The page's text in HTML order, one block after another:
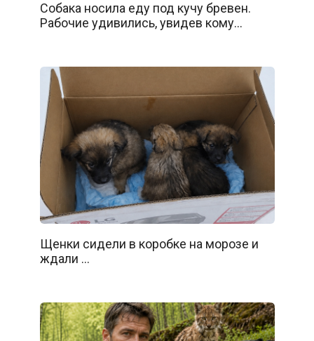
Собака носила еду под кучу бревен.
Рабочие удивились, увидев кому…
Щенки сидели в коробке на морозе и
ждали …